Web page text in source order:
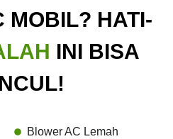
MOBIL? HATI-
INI BISA
Blower AC Lemah